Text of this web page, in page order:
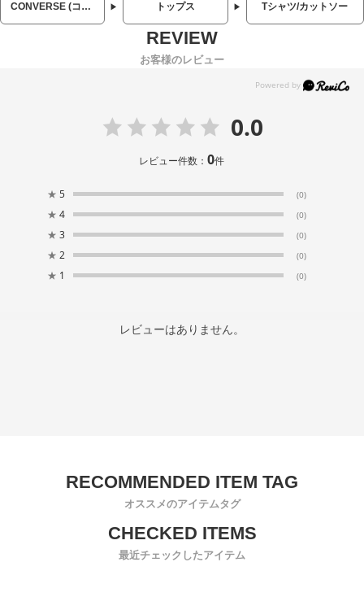
CONVERSE (コンバース) トップス Tシャツ/カットソー
お客様のレビュー
0.0
レビュー件数：0件
★ 5 (0)
★ 4 (0)
★ 3 (0)
★ 2 (0)
★ 1 (0)
レビューはありません。
オススメのアイテムタグ
最近チェックしたアイテム